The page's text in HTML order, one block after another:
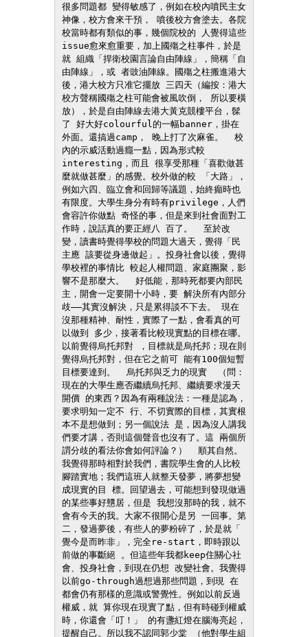
很多問題都 變得敏感了，例如在校內噴民主女
神像，校方會來干預， 噴後校方會塗去。各院
校當時都有類似的事，幾個院校的 人覺得這些
issue愈來愈重要，加上國殤之柱事件，於是
就 組織「捍衛校園言論自由陣線」，簡稱「自
由陣線」，或 者豉油陣線。國殤之柱搬進港大
後，港大校方只准它擺放 三四天（編按：港大
校方聲稱國殤之柱可能會被風吹倒， 所以要橫
放），於是自由陣線去港大黃克競樓平台，髹
了 好大好colourful的一幅banner，掛在
外面。還搞過camp， 晚上打了次麻雀。  校
內的示威活動過癮一點，因為形式較
interesting，而且 很享受那種「喜歡做甚
麼就做甚麼」的感覺。校外做的較 「大路」，
例如六四、臨立會和回歸等議題，始終癲時也
有限度。大學生身分有時有privilege，人們
會容許你做點 奇怪的事，但是來到社會面對工
作時，說話真的要正經八 百了。  至於改
變，讀書時覺得學校的問題大過天，覺得「民
主應 該要從身邊做起」。投身社會以後，覺得
學校裡的事情比 較起人權問題、家庭團聚，影
響不是那麼大。  好低能，那時死都要內部民
主，開會一定要開十小時，要 解決所有內部分
歧——其實沒解決，只是累得談不下去。 現在
沒那種精神、耐性，實際了一點，會看真的可
以做到 多少，接著看比較現實點的目標在哪。
以前覺得烏托邦對 ，目標就是烏托邦；現在則
覺得烏托邦對，但在它之前可 能有100個短暫
目標要達到。  烏托邦與乏力的現實  （問：
現在的大學生應否繼續烏托邦、繼續要求漫天
開價 的東西？因為有兩種說法：一種是認為，
要求明知一定不 行、不切實際的目標，其實根
本不是想做到；另一個說法 是，因為沒人講我
們要才講，否則這個聲音也沒有了。這 兩個所
謂分歧的看法你會如何評論？）  順其自然。
我覺得那時相對於我們，書院學生會的人比較
腳踏實地；我們這班人就整天發夢，將夢想變
成現實的目 標。回望過去，可能想到發現做過
的某些事好戇居，但是 我想沒那時的我，就不
會有今天的我。大家不很開心是另 一回事。第
二，發過夢後，有些人的夢粉碎了，於是就「
覺今是而昨非」，完全re-start，即時跟以
前做的事斷絕 。但這些年我都keep住關心社
會、投身社會，到現在仍想 改變社會。我覺得
以前go-through過想過那些問題，到現 在
都會仍有那樣的意識或警覺性。例如以前反過
權威，就 算你現在現實了點，但有時碰到權威
時，你還會「叮！」 的有盞紅燈在腦海亮起，
提醒自己。所以我不認同郭少棠 （他對學生組